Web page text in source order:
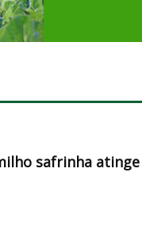
safrinha